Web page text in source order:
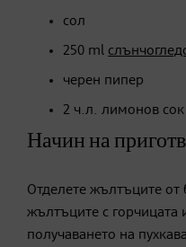
сол
250 ml
черен пипер
2 ч.л. лимонов сок
Начин на
Отделете жълтъците от
жълтъците с
получаването на